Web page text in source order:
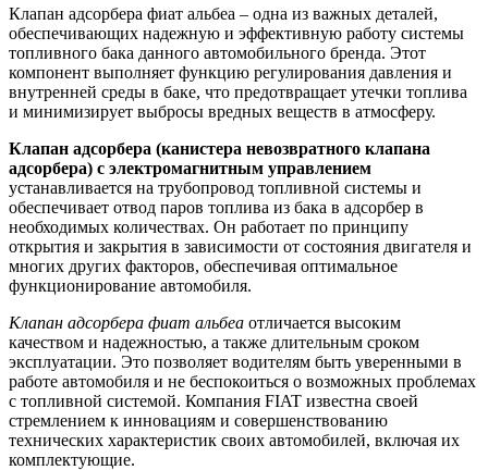
Клапан адсорбера фиат альбеа – одна из важных деталей,
обеспечивающих надежную и эффективную работу системы
топливного бака данного автомобильного бренда. Этот
компонент выполняет функцию регулирования давления и
внутренней среды в баке, что предотвращает утечки топлива
и минимизирует выбросы вредных веществ в атмосферу.
Клапан адсорбера (канистера невозвратного клапана
адсорбера) с электромагнитным управлением
устанавливается на трубопровод топливной системы и
обеспечивает отвод паров топлива из бака в адсорбер в
необходимых количествах. Он работает по принципу
открытия и закрытия в зависимости от состояния двигателя и
многих других факторов, обеспечивая оптимальное
функционирование автомобиля.
Клапан адсорбера фиат альбеа отличается высоким
качеством и надежностью, а также длительным сроком
эксплуатации. Это позволяет водителям быть уверенными в
работе автомобиля и не беспокоиться о возможных проблемах
с топливной системой. Компания FIAT известна своей
стремлением к инновациям и совершенствованию
технических характеристик своих автомобилей, включая их
комплектующие.